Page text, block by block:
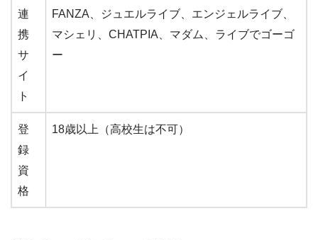
連
携
サ
イ
ト
FANZA、ジュエルライブ、エンジェルライブ、
マシェリ、CHATPIA、マダム、ライブでゴーゴ
ー
登
録
資
格
18歳以上（高校生は不可）